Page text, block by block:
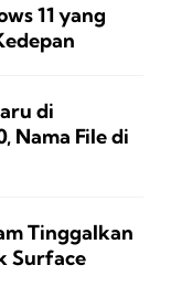
11 yang
di
Nama File di
Tinggalkan
Surface